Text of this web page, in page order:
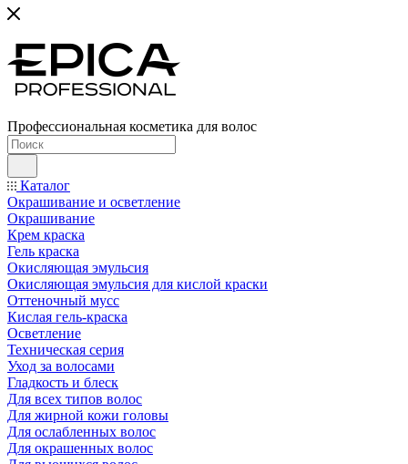
Профессиональная косметика для волос
Каталог
Окрашивание и осветление
Окрашивание
Крем краска
Гель краска
Окисляющая эмульсия
Окисляющая эмульсия для кислой краски
Оттеночный мусс
Кислая гель-краска
Осветление
Техническая серия
Уход за волосами
Гладкость и блеск
Для всех типов волос
Для жирной кожи головы
Для ослабленных волос
Для окрашенных волос